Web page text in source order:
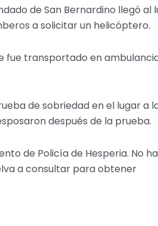
de San Bernardino llegó al
a solicitar un helicóptero.
fue transportado en
de sobriedad en el lugar a
después de la prueba.
de Policía de Hesperia. No
a consultar para obtener